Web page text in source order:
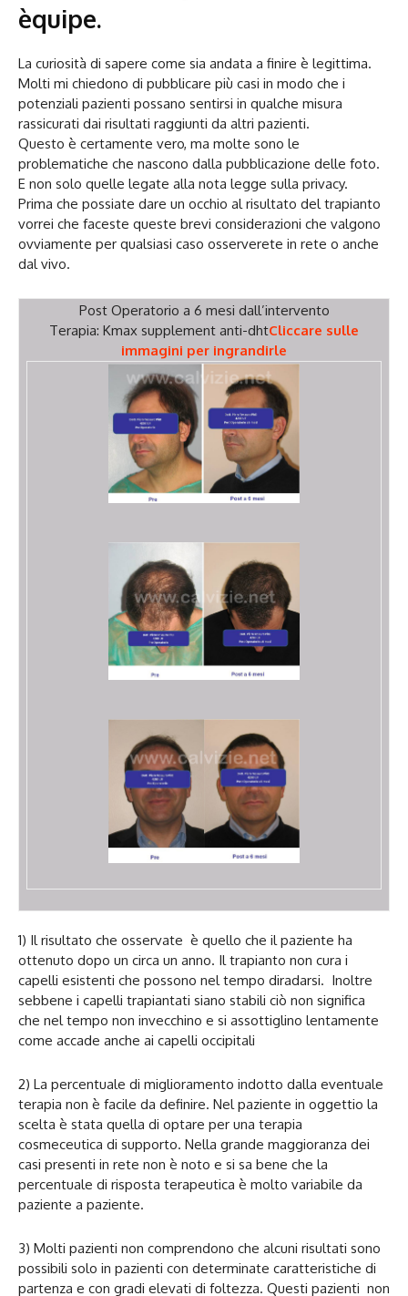
èquipe.
La curiosità di sapere come sia andata a finire è legittima.
Molti mi chiedono di pubblicare più casi in modo che i
potenziali pazienti possano sentirsi in qualche misura
rassicurati dai risultati raggiunti da altri pazienti.
Questo è certamente vero, ma molte sono le
problematiche che nascono dalla pubblicazione delle foto.
E non solo quelle legate alla nota legge sulla privacy.
Prima che possiate dare un occhio al risultato del trapianto
vorrei che faceste queste brevi considerazioni che valgono
ovviamente per qualsiasi caso osserverete in rete o anche
dal vivo.
Post Operatorio a 6 mesi dall’intervento
Terapia: Kmax supplement anti-dhtCliccare sulle
immagini per ingrandirle
1) Il risultato che osservate è quello che il paziente ha
ottenuto dopo un circa un anno. Il trapianto non cura i
capelli esistenti che possono nel tempo diradarsi. Inoltre
sebbene i capelli trapiantati siano stabili ciò non significa
che nel tempo non invecchino e si assottiglino lentamente
come accade anche ai capelli occipitali
2) La percentuale di miglioramento indotto dalla eventuale
terapia non è facile da definire. Nel paziente in oggettio la
scelta è stata quella di optare per una terapia
cosmeceutica di supporto. Nella grande maggioranza dei
casi presenti in rete non è noto e si sa bene che la
percentuale di risposta terapeutica è molto variabile da
paziente a paziente.
3) Molti pazienti non comprendono che alcuni risultati sono
possibili solo in pazienti con determinate caratteristiche di
partenza e con gradi elevati di foltezza. Questi pazienti non